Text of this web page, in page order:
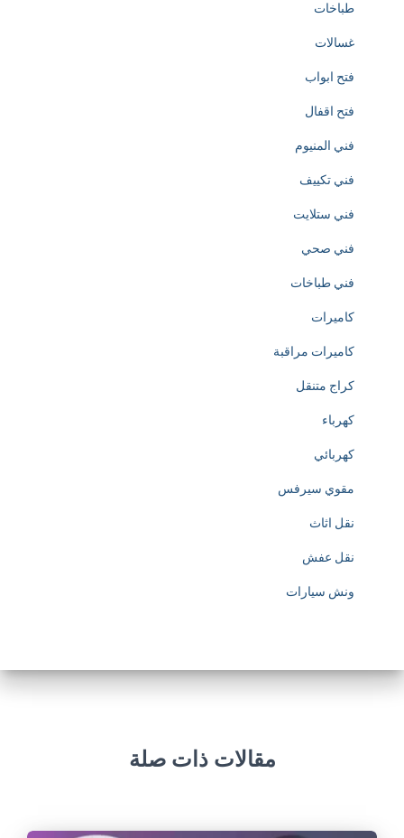
a
o
n
o
h
p
s
w
w
w
s
طباخات
غسالات
فتح ابواب
فتح اقفال
فني المنيوم
فني تكييف
فني ستلايت
فني صحي
فني طباخات
كاميرات
كاميرات مراقبة
كراج متنقل
كهرباء
كهربائي
مقوي سيرفس
نقل اثاث
نقل عفش
ونش سيارات
مقالات ذات صلة